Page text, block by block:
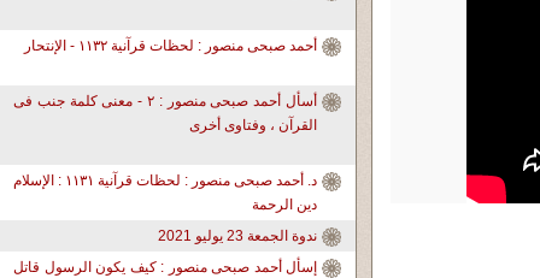
أحمد صبحى منصور : لحظات قرآنية ١١٣٢ - الإنتحار
أسأل أحمد صبحى منصور : ٢ - معنى كلمة جنب فى
القرآن ، وفتاوى أخرى
د. أحمد صبحى منصور : لحظات قرآنية ١١٣١ : الإسلام
دين الرحمة
ندوة الجمعة 23 يوليو 2021
إسأل أحمد صبحى منصور : كيف يكون الرسول قاتل